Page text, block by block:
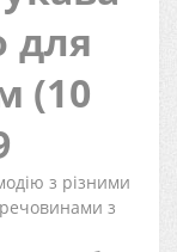
для
(10
з різними
з